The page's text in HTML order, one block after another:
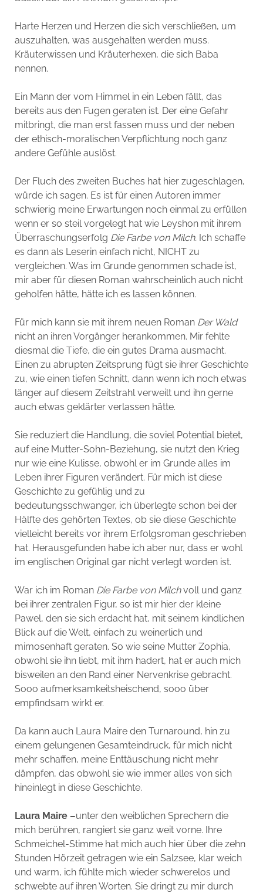
Harte Herzen und Herzen die sich verschließen, um
auszuhalten, was ausgehalten werden muss.
Kräuterwissen und Kräuterhexen, die sich Baba
nennen.
Ein Mann der vom Himmel in ein Leben fällt, das
bereits aus den Fugen geraten ist. Der eine Gefahr
mitbringt, die man erst fassen muss und der neben
der ethisch-moralischen Verpflichtung noch ganz
andere Gefühle auslöst.
Der Fluch des zweiten Buches hat hier zugeschlagen,
würde ich sagen. Es ist für einen Autoren immer
schwierig meine Erwartungen noch einmal zu erfüllen
wenn er so steil vorgelegt hat wie Leyshon mit ihrem
Überraschungserfolg Die Farbe von Milch. Ich schaffe
es dann als Leserin einfach nicht, NICHT zu
vergleichen. Was im Grunde genommen schade ist,
mir aber für diesen Roman wahrscheinlich auch nicht
geholfen hätte, hätte ich es lassen können.
Für mich kann sie mit ihrem neuen Roman Der Wald
nicht an ihren Vorgänger herankommen. Mir fehlte
diesmal die Tiefe, die ein gutes Drama ausmacht.
Einen zu abrupten Zeitsprung fügt sie ihrer Geschichte
zu, wie einen tiefen Schnitt, dann wenn ich noch etwas
länger auf diesem Zeitstrahl verweilt und ihn gerne
auch etwas geklärter verlassen hätte.
Sie reduziert die Handlung, die soviel Potential bietet,
auf eine Mutter-Sohn-Beziehung, sie nutzt den Krieg
nur wie eine Kulisse, obwohl er im Grunde alles im
Leben ihrer Figuren verändert. Für mich ist diese
Geschichte zu gefühlig und zu
bedeutungsschwanger, ich überlegte schon bei der
Hälfte des gehörten Textes, ob sie diese Geschichte
vielleicht bereits vor ihrem Erfolgsroman geschrieben
hat. Herausgefunden habe ich aber nur, dass er wohl
im englischen Original gar nicht verlegt worden ist.
War ich im Roman Die Farbe von Milchvoll und ganz
bei ihrer zentralen Figur, so ist mir hier der kleine
Pawel, den sie sich erdacht hat, mit seinem kindlichen
Blick auf die Welt, einfach zu weinerlich und
mimosenhaft geraten. So wie seine Mutter Zophia,
obwohl sie ihn liebt, mit ihm hadert, hat er auch mich
bisweilen an den Rand einer Nervenkrise gebracht.
Sooo aufmerksamkeitsheischend, sooo über
empfindsam wirkt er.
Da kann auch Laura Maire den Turnaround, hin zu
einem gelungenen Gesamteindruck, für mich nicht
mehr schaffen, meine Enttäuschung nicht mehr
dämpfen, das obwohl sie wie immer alles von sich
hineinlegt in diese Geschichte.
Laura Maire –unter den weiblichen Sprechern die
mich berühren, rangiert sie ganz weit vorne. Ihre
Schmeichel-Stimme hat mich auch hier über die zehn
Stunden Hörzeit getragen wie ein Salzsee, klar weich
und warm, ich fühlte mich wieder schwerelos und
schwebte auf ihren Worten. Sie dringt zu mir durch